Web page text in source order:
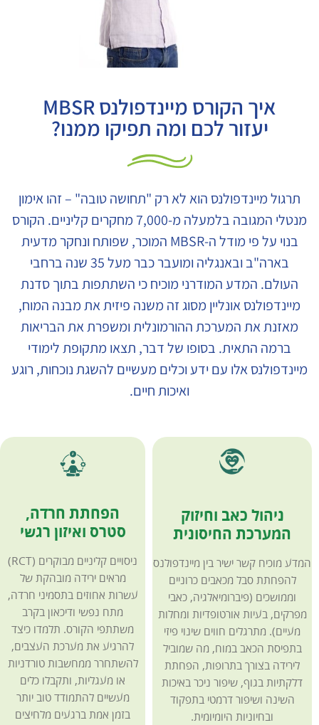
איך הקורס מיינדפולנס MBSR
יעזור לכם ומה תפיקו ממנו?
תרגול מיינדפולנס הוא לא רק "תחושה טובה" – זהו אימון
מנטלי המגובה בלמעלה מ-7,000 מחקרים קליניים. הקורס
בנוי על פי מודל ה-MBSR המוכר, שפותח ונחקר מדעית
בארה"ב ובאנגליה ומועבר כבר מעל 35 שנה ברחבי
העולם. המדע המודרני מוכיח כי השתתפות בתוך סדנת
מיינדפולנס אונליין מסוג זה משנה פיזית את מבנה המוח,
מאזנת את המערכת ההורמונלית ומשפרת את הבריאות
ברמה התאית. בסופו של דבר, תצאו מתקופת לימודי
מיינדפולנס אלו עם ידע וכלים מעשיים להשגת נוכחות, רוגע
ואיכות חיים.
ניהול כאב וחיזוק
המערכת החיסונית
המדע מוכיח קשר ישיר בין מיינדפולנס
להפחתת סבל מכאבים כרוניים
וממושכים (פיברומיאלגיה, כאבי
מפרקים, בעיות אורטופדיות ומחלות
מעיים). מתרגלים חווים שינוי פיזי
בתפיסת הכאב במוח, מה שמוביל
לירידה בצורך בתרופות, הפחתת
דלקתיות בגוף, שיפור ניכר באיכות
השינה ושיפור דרמטי בתפקוד
ובחיוניות היומיומית.
הפחתת חרדה,
סטרס ואיזון רגשי
ניסויים קליניים מבוקרים (RCT)
מראים ירידה מובהקת של
עשרות אחוזים בתסמיני חרדה,
מתח נפשי ודיכאון בקרב
משתתפי הקורס. תלמדו כיצד
להרגיע את מערכת העצבים,
להשתחרר ממחשבות טורדניות
או מעגליות, ותקבלו כלים
מעשיים להתמודד טוב יותר
בזמן אמת ברגעים מלחיצים